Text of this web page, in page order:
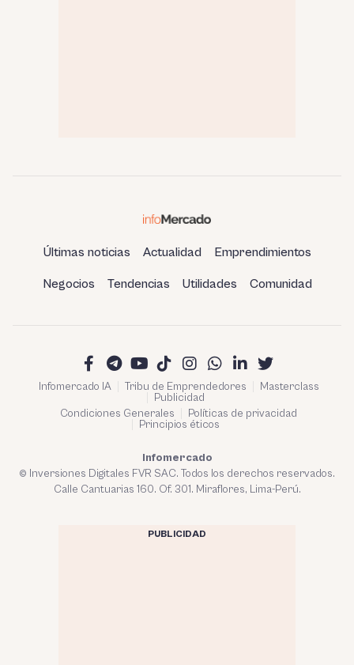
Últimas noticias Actualidad Emprendimientos
Negocios Tendencias Utilidades Comunidad
Infomercado IA Tribu de Emprendedores
Masterclass
Publicidad
Condiciones Generales
Políticas de privacidad
Principios éticos
Infomercado
© Inversiones Digitales FVR SAC. Todos los derechos reservados.
Calle Cantuarias 160. Of. 301. Miraflores, Lima-Perú.
PUBLICIDAD